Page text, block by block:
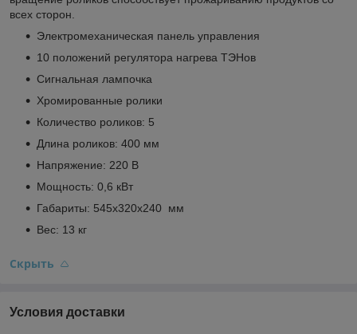
всех сторон.
Электромеханическая панель управления
10 положений регулятора нагрева ТЭНов
Сигнальная лампочка
Хромированные ролики
Количество роликов: 5
Длина роликов: 400 мм
Напряжение: 220 В
Мощность: 0,6 кВт
Габариты: 545x320x240 мм
Вес: 13 кг
Скрыть
Условия доставки